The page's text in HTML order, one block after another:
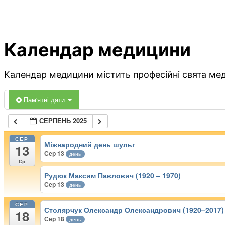
Календар медицини
Календар медицини містить професійні свята
Пам'ятні дати
СЕРПЕНЬ 2025
СЕР
13
Ср
Міжнародний день шульг
Сер 13 день
Рудюк Максим Павлович (1920 – 1970)
Сер 13 день
СЕР
18 Столярчук Олександр Олександрович (1920–2017)
Сер 18 день